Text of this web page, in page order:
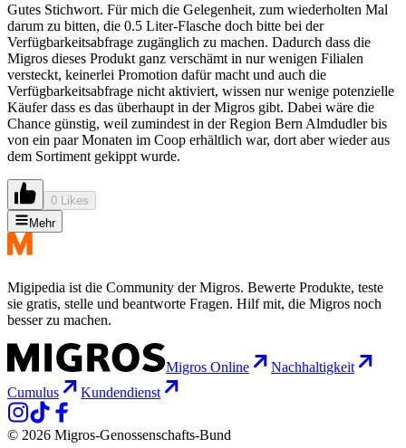
Gutes Stichwort. Für mich die Gelegenheit, zum wiederholten Mal
darum zu bitten, die 0.5 Liter-Flasche doch bitte bei der
Verfügbarkeitsabfrage zugänglich zu machen. Dadurch dass die
Migros dieses Produkt ganz verschämt in nur wenigen Filialen
versteckt, keinerlei Promotion dafür macht und auch die
Verfügbarkeitsabfrage nicht aktiviert, wissen nur wenige potenzielle
Käufer dass es das überhaupt in der Migros gibt. Dabei wäre die
Chance günstig, weil zumindest in der Region Bern Almdudler bis
von ein paar Monaten im Coop erhältlich war, dort aber wieder aus
dem Sortiment gekippt wurde.
0 Likes
Mehr
Migipedia ist die Community der Migros. Bewerte Produkte, teste
sie gratis, stelle und beantworte Fragen. Hilf mit, die Migros noch
besser zu machen.
Migros Online
Nachhaltigkeit
Cumulus
Kundendienst
© 2026 Migros-Genossenschafts-Bund